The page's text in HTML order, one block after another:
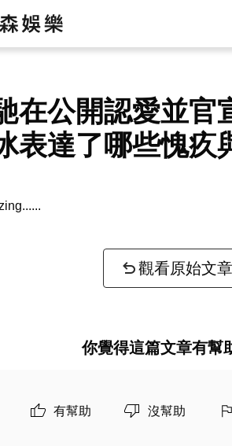
在公開認愛並官
表達了哪些愧疚
觀看原始文章
你覺得這篇文章有幫
有幫助 沒幫助